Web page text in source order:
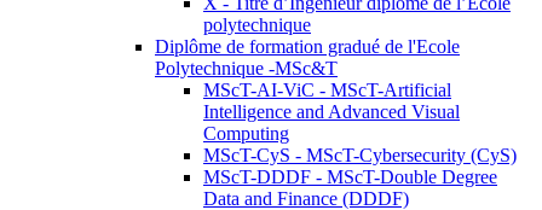
polytechnique
Diplôme de formation gradué de l'Ecole
Polytechnique -MSc&T
MScT-AI-ViC - MScT-Artificial
Intelligence and Advanced Visual
Computing
MScT-CyS - MScT-Cybersecurity (CyS)
MScT-DDDF - MScT-Double Degree
Data and Finance (DDDF)